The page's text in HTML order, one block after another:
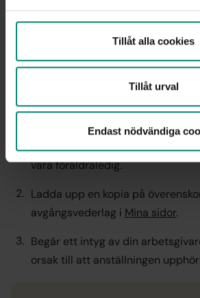
Tillåt alla cookies
Tillåt urval
Endast nödvändiga
Vi hjälper gärna till med att räkna
den första arbetslösa dagen efter
Då gör man på samma sätt som när
kassa efter att vederlagstiden är slut.
Registrera dig hos
efter att anställningen upphör.
du ska behålla din SGI om du
vara föräldraledig.
Ladda upp en kopia på
avgångsvederlag i Mina sidor.
Begär ett intyg av din
orsak till att anställningen